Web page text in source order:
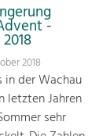
-
2018
in der Wachau
letzten Jahren
sehr